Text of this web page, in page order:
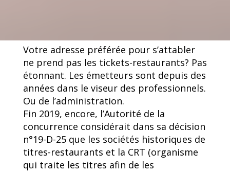
Votre adresse préférée pour s’attabler
ne prend pas les tickets-restaurants? Pas
étonnant. Les émetteurs sont depuis des
années dans le viseur des professionnels.
Ou de l’administration.
Fin 2019, encore, l’Autorité de la
concurrence considérait dans sa décision
n°19-D-25 que les sociétés historiques de
titres-restaurants et la CRT (organisme
qui traite les titres afin de les